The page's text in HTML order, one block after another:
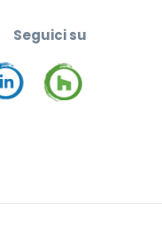
Seguici su